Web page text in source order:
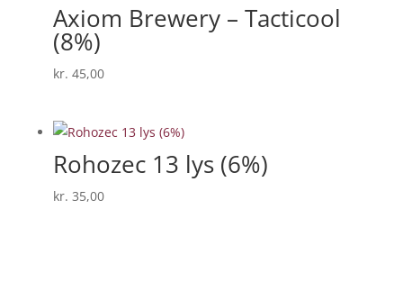
Axiom Brewery – Tacticool
(8%)
kr. 45,00
Rohozec 13 lys (6%)
kr. 35,00